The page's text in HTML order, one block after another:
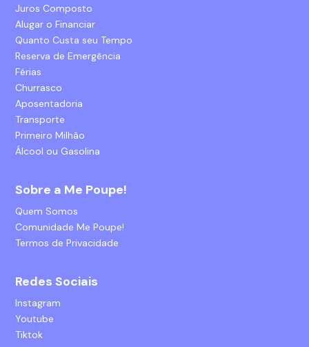
Juros Composto
Alugar o Financiar
Quanto Custa seu Tempo
Reserva de Emergência
Férias
Churrasco
Aposentadoria
Transporte
Primeiro Milhão
Álcool ou Gasolina
Sobre a Me Poupe!
Quem Somos
Comunidade Me Poupe!
Termos de Privacidade
Redes Sociais
Instagram
Youtube
Tiktok